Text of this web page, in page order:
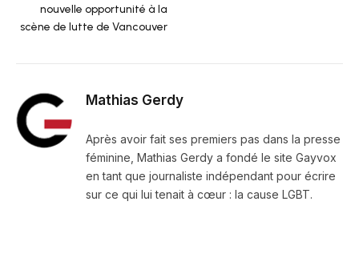
nouvelle opportunité à la
scène de lutte de Vancouver
Mathias Gerdy
Après avoir fait ses premiers pas dans la presse
féminine, Mathias Gerdy a fondé le site Gayvox
en tant que journaliste indépendant pour écrire
sur ce qui lui tenait à cœur : la cause LGBT.